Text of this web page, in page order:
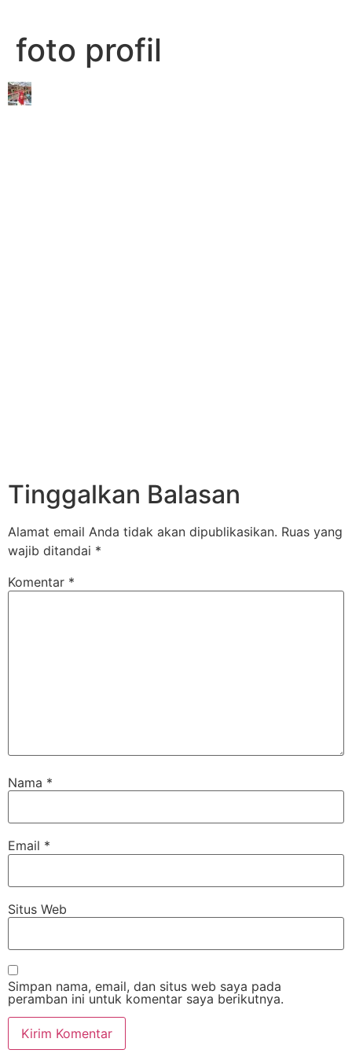
konten
foto profil
Tinggalkan Balasan
Alamat email Anda tidak akan dipublikasikan. Ruas yang
wajib ditandai *
Komentar *
Nama *
Email *
Situs Web
Simpan nama, email, dan situs web saya pada
peramban ini untuk komentar saya berikutnya.